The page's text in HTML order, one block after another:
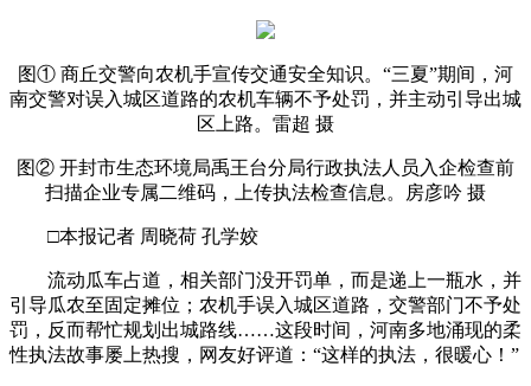
图① 商丘交警向农机手宣传交通安全知识。“三夏”期间，河
南交警对误入城区道路的农机车辆不予处罚，并主动引导出城
区上路。雷超 摄
图② 开封市生态环境局禹王台分局行政执法人员入企检查前
扫描企业专属二维码，上传执法检查信息。房彦吟 摄
□本报记者 周晓荷 孔学姣
流动瓜车占道，相关部门没开罚单，而是递上一瓶水，并
引导瓜农至固定摊位；农机手误入城区道路，交警部门不予处
罚，反而帮忙规划出城路线……这段时间，河南多地涌现的柔
性执法故事屡上热搜，网友好评道：“这样的执法，很暖心！”